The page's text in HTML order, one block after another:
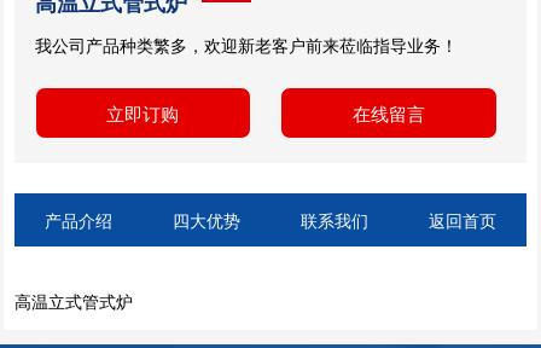
我公司产品种类繁多，欢迎新老客户前来莅临指导业务！
立即订购 在线留言
产品介绍 四大优势 联系我们 返回首页
高温立式管式炉